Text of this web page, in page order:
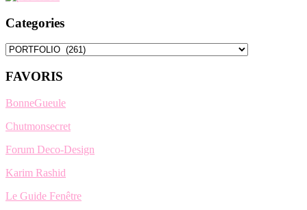
Categories
Categories
FAVORIS
BonneGueule
Chutmonsecret
Forum Deco-Design
Karim Rashid
Le Guide Fenêtre